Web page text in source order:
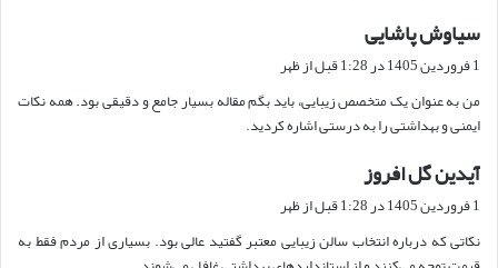
سیاوش پاشایی
ف
:
1 فروردین 1405 در 1:28 قبل از ظهر
من به عنوان یک متخصص زیبایی، باید بگم مقاله بسیار جامع و دقیقی بود. همه نکات
ایمنی و بهداشتی را به درستی اشاره کردید.
آیدین گل افروز
ف
:
1 فروردین 1405 در 1:28 قبل از ظهر
نکاتی که درباره انتخاب سالن زیبایی معتبر گفتید عالی بود. بسیاری از مردم فقط به